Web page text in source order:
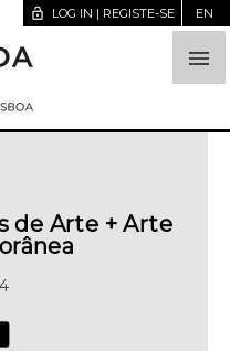

lock_open LOG IN | REGISTE-SE EN
de Arte + Arte